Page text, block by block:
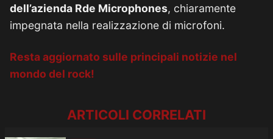
dell’azienda Rde Microphones, chiaramente
impegnata nella realizzazione di microfoni.
Resta aggiornato sulle principali notizie nel
mondo del rock!
ARTICOLI CORRELATI